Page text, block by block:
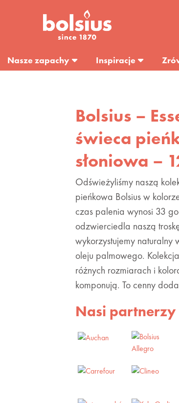
Nasze zapachy Inspiracje
Bolsius –
świeca
słoniowa –
Odświeżyliśmy naszą
pieńkowa Bolsius w
czas palenia wynosi 33
odzwierciedla naszą
wykorzystujemy naturalny
oleju palmowego.
różnych rozmiarach i
komponują. To cenny
Nasi partnerzy